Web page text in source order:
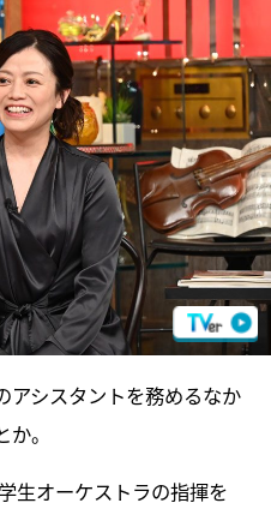
アシスタントを務めるなか
。
生オーケストラの指揮を